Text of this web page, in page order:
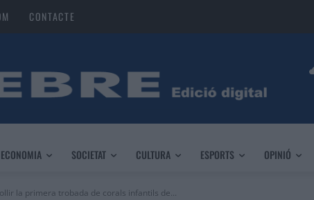
CONTACTE
ECONOMIA SOCIETAT CULTURA ESPORTS OPINIÓ
la primera trobada de corals infantils de...